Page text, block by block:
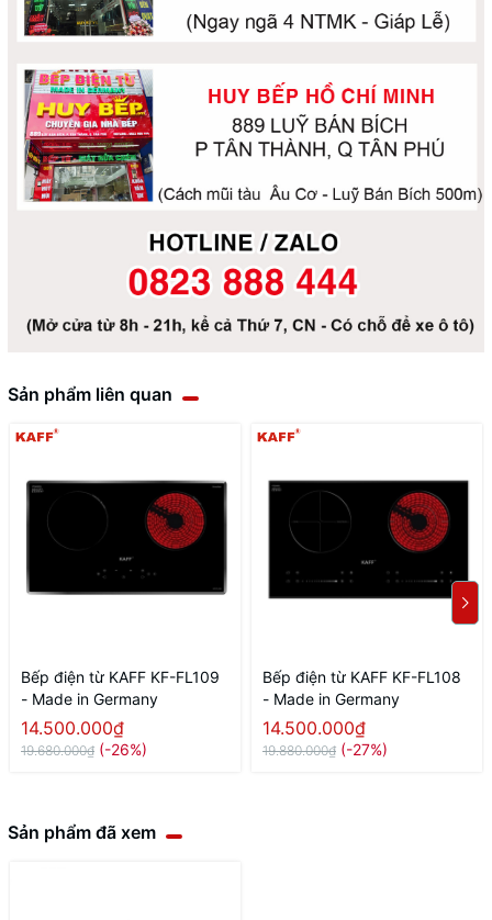
Sản phẩm liên quan
Bếp điện từ KAFF KF-FL109
- Made in Germany
14.500.000₫
19.680.000₫ (-26%)
Bếp điện từ KAFF KF-FL108
- Made in Germany
14.500.000₫
19.880.000₫ (-27%)
Sản phẩm đã xem